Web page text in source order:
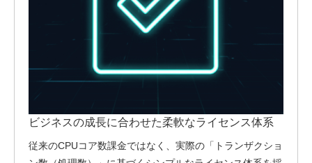
ビジネスの成長に合わせた柔軟なライセンス体系
従来のCPUコア数課金ではなく、実際の「トランザクショ